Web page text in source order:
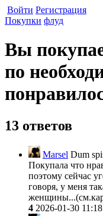
Войти Регистрация
Покупки флуд
Вы
по
13 ответов
Marsel Dum
Покупала что
поэтому сейчас
говоря, у меня
4 2026-01-30 11:18